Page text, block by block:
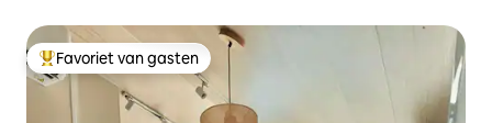
Topfavoriet van gasten
Favoriet van gasten